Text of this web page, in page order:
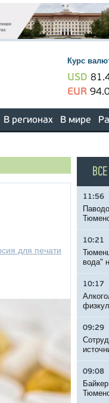
Курс
USD
EUR
В регионах В мире
для печати
11:56
10:21
вода"
10:17
09:29
09:08